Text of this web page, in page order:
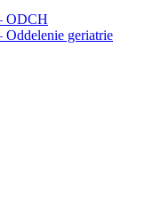
ODCH
Oddelenie geriatrie